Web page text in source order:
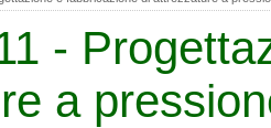
-
a